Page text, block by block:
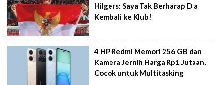
Hilgers: Saya Tak Berharap Dia
Kembali ke Klub!
4 HP Redmi Memori 256 GB dan
Kamera Jernih Harga Rp1 Jutaan,
Cocok untuk Multitasking